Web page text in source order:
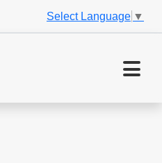
Select Language ▼